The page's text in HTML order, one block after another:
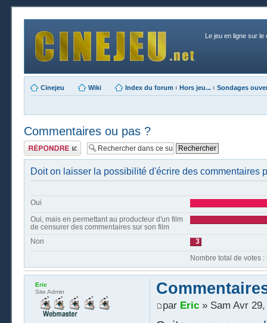
Le jeu en ligne sur le
Cinejeu Wiki Index du forum ‹ Hors jeu... ‹ Sondages
Commentaires ou pas ?
Publier une
réponse
Doit on laisser la possibilité d'écrire des commentaires
Oui
Oui, mais en permettant au producteur d'un film
de censurer des commentaires sur son film
Non
3
par Eric» Sam Avr 29,
Eric
Site Admin